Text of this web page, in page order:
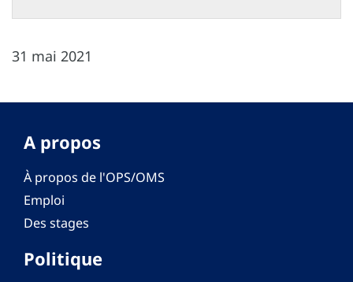
31 mai 2021
A propos
À propos de l'OPS/OMS
Emploi
Des stages
Politique